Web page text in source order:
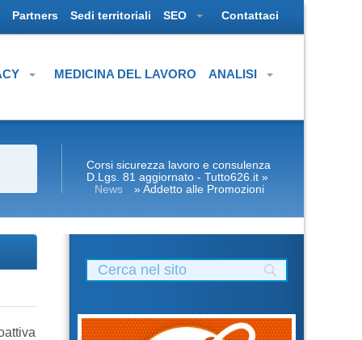
Partners Sedi territoriali SEO Contattaci
MEDICINA DEL LAVORO ANALISI
Corsi sicurezza lavoro e consulenza
D.Lgs. 81 aggiornato - Tutto626.it »
News
» Addetto alle Promozioni